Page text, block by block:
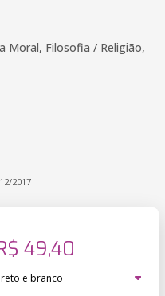
Moral, Filosofia / Religião,
2017
49,40